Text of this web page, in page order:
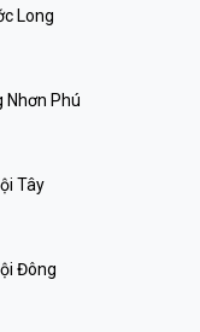
Long
Nhơn Phú
Tây
Đông